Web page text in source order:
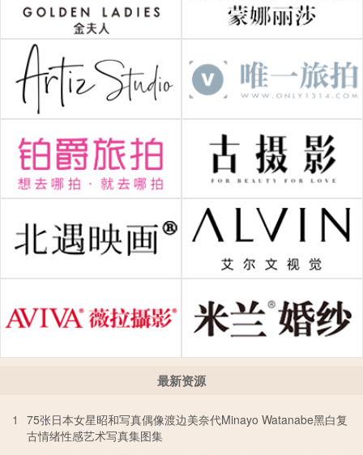
最新资源
1
75张日本女星昭和写真偶像渡边美奈代Minayo Watanabe黑白复
古情绪性感艺术写真集图集